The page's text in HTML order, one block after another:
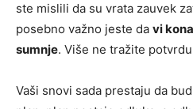
ste mislili da su vrata zauvek
posebno važno jeste da vi
sumnje. Više ne tražite
Vaši snovi sada prestaju da